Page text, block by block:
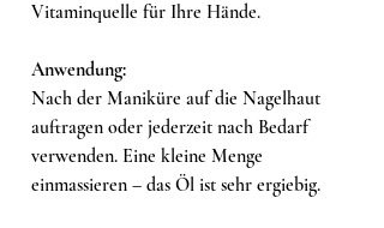
Vitaminquelle für Ihre Hände.
Anwendung:
Nach der Maniküre auf die Nagelhaut
auftragen oder jederzeit nach Bedarf
verwenden. Eine kleine Menge
einmassieren – das Öl ist sehr ergiebig.